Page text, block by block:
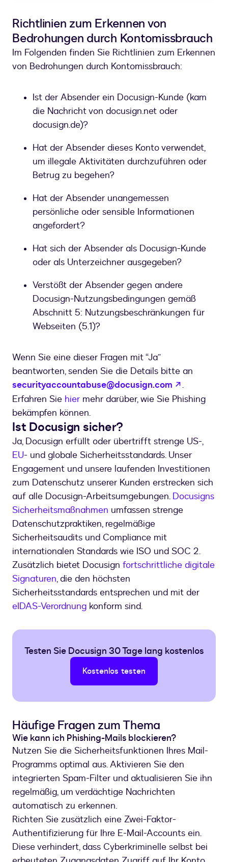
officiele
DocuSign
E-
mail
Richtlinien zum Erkennen von
Bedrohungen durch Kontomissbrauch
Im Folgenden finden Sie Richtlinien zum Erkennen
von Bedrohungen durch Kontomissbrauch:
Ist der Absender ein Docusign-Kunde (kam
die Nachricht von docusign.net oder
docusign.de)?
Hat der Absender dieses Konto verwendet,
um illegale Aktivitäten durchzuführen oder
Betrug zu begehen?
Hat der Absender unangemessen
persönliche oder sensible Informationen
angefordert?
Hat sich der Absender als Docusign-Kunde
oder als Unterzeichner ausgegeben?
Verstößt der Absender gegen andere
Docusign-Nutzungsbedingungen gemäß
Abschnitt 5: Nutzungsbeschränkungen für
Webseiten (5.1)?
Wenn Sie eine dieser Fragen mit “Ja”
beantworten, senden Sie die Details bitte an
securityaccountabuse@docusign.com
wird in
.
Erfahren Sie hier mehr darüber, wie Sie Phishing
bekämpfen können.
Ist Docusign sicher?
Ja, Docusign erfüllt oder übertrifft strenge US-,
EU- und globale Sicherheitsstandards. Unser
Engagement und unsere laufenden Investitionen
zum Datenschutz unserer Kunden erstrecken sich
auf alle Docusign-Arbeitsumgebungen. Docusigns
Sicherheitsmaßnahmen umfassen strenge
Datenschutzpraktiken, regelmäßige
Sicherheitsaudits und Compliance mit
internationalen Standards wie ISO und SOC 2.
Zusätzlich bietet Docusign fortschrittliche digitale
Signaturen, die den höchsten
Sicherheitsstandards entsprechen und mit der
eIDAS-Verordnung konform sind.
Testen Sie Docusign 30 Tage lang kostenlos
Kostenlos testen
Häufige Fragen zum Thema
Wie kann ich Phishing-Mails blockieren?
Nutzen Sie die Sicherheitsfunktionen Ihres Mail-
Programms optimal aus. Aktivieren Sie den
integrierten Spam-Filter und aktualisieren Sie ihn
regelmäßig, um verdächtige Nachrichten
automatisch zu erkennen.
Richten Sie zusätzlich eine Zwei-Faktor-
Authentifizierung für Ihre E-Mail-Accounts ein.
Diese verhindert, dass Cyberkriminelle selbst bei